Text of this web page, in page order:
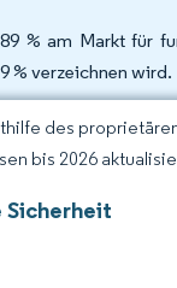
% am Markt für
% verzeichnen wird.
des
bis 2026
Sicherheit